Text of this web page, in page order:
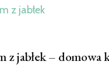
z jabłek – domowa